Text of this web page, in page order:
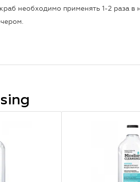
необходимо применять 1-2 раза в